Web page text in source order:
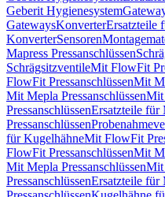
Geberit Hygienesystem
GatewaysKonverterErsatzteile
KonverterSensoren
Mapress Pressanschlüssen
SchrägsitzventileMit FlowFit
FlowFit PressanschlüssenMit
Mit Mepla PressanschlüssenMit
PressanschlüssenErsatzteile für
Pressanschlüssen
für KugelhähneMit FlowFit
FlowFit PressanschlüssenMit
Mit Mepla PressanschlüssenMit
PressanschlüssenErsatzteile für